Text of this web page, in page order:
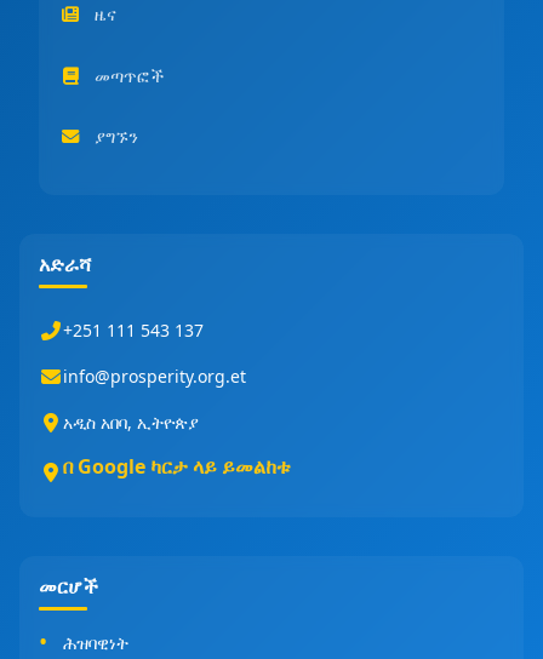
ዜና
መጣጥፎች
ያግኙን
አድራሻ
+251 111 543 137
info@prosperity.org.et
አዲስ አበባ, ኢትዮጵያ
በ Google ካርታ ላይ ይመልከቱ
መርሆች
ሕዝባዊነት